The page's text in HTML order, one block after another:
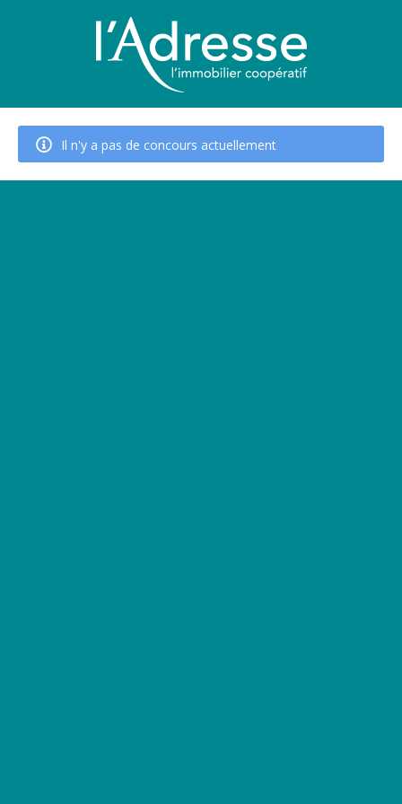
Il n'y a pas de concours actuellement